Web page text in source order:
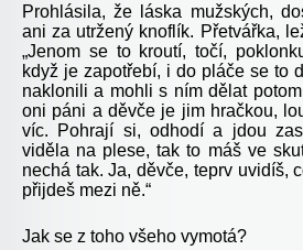
Prohlásila, že láska mužských,
ani za utržený knoflík. Přetvářka,
„Jenom se to kroutí, točí,
když je zapotřebí, i do pláče se to
naklonili a mohli s ním dělat
oni páni a děvče je jim hračkou,
víc. Pohrají si, odhodí a jdou
viděla na plese, tak to máš ve
nechá tak. Ja, děvče, teprv uvidíš,
přijdeš mezi ně.“
Jak se z toho všeho vymotá?